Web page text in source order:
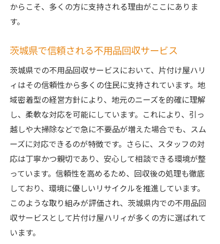
からこそ、多くの方に支持される理由がここにありま
す。
茨城県で信頼される不用品回収サービス
茨城県での不用品回収サービスにおいて、片付け屋ハリ
ィはその信頼性から多くの住民に支持されています。地
域密着型の経営方針により、地元のニーズを的確に理解
し、柔軟な対応を可能にしています。これにより、引っ
越しや大掃除などで急に不要品が増えた場合でも、スム
ーズに対応できるのが特徴です。さらに、スタッフの対
応は丁寧かつ親切であり、安心して相談できる環境が整
っています。信頼性を高めるため、回収後の処理も徹底
しており、環境に優しいリサイクルを推進しています。
このような取り組みが評価され、茨城県内での不用品回
収サービスとして片付け屋ハリィが多くの方に選ばれて
います。